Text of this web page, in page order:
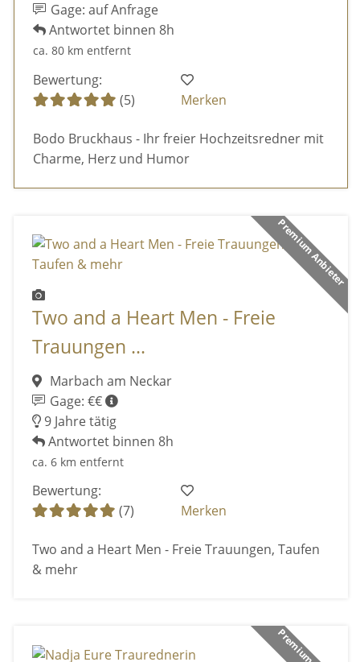
Gage: auf Anfrage
Antwortet binnen 8h
ca. 80 km entfernt
Bewertung:
(5)
Merken
Bodo Bruckhaus - Ihr freier Hochzeitsredner mit
Charme, Herz und Humor
Premium Anbieter
Two and a Heart Men - Freie
Trauungen ...
Marbach am Neckar
Gage: €€
9 Jahre tätig
Antwortet binnen 8h
ca. 6 km entfernt
Bewertung:
(7)
Merken
Two and a Heart Men - Freie Trauungen, Taufen
& mehr